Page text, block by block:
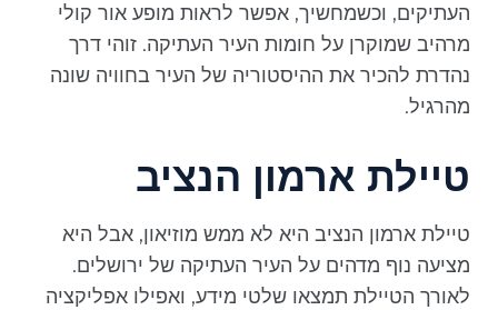
העתיקים, וכשמחשיך, אפשר לראות מופע אור קולי
מרהיב שמוקרן על חומות העיר העתיקה. זוהי דרך
נהדרת להכיר את ההיסטוריה של העיר בחוויה שונה
מהרגיל.
טיילת ארמון הנציב
טיילת ארמון הנציב היא לא ממש מוזיאון, אבל היא
מציעה נוף מדהים על העיר העתיקה של ירושלים.
לאורך הטיילת תמצאו שלטי מידע, ואפילו אפליקציה